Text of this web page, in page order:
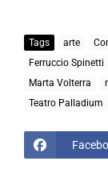
Tags arte
Ferruccio Spinetti
Marta Volterra
Teatro Palladium